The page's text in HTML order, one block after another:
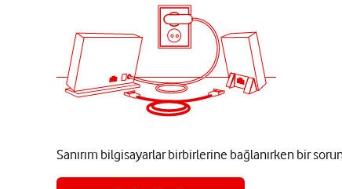
Sanırım bilgisayarlar birbirlerine bağlanırken bir